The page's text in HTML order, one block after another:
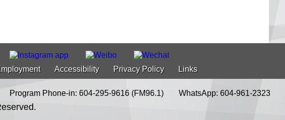
Accessibility Privacy Policy Links
Program Phone-in: 604-295-9616 (FM96.1) WhatsApp: 604-961-2323